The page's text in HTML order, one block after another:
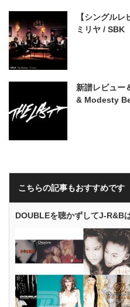
【シングル
ミリヤ / SBK
新譜レビュー
& Modesty
こちらの記事もおすすめです
DOUBLEを聴かずしてJ-R&B